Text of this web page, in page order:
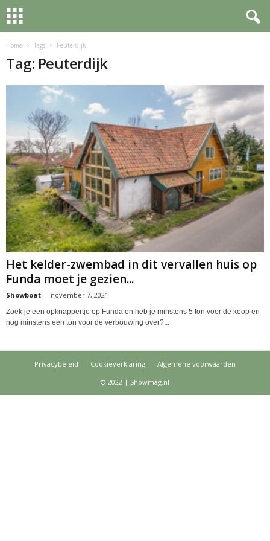
Home Tags Peuterdijk
Tag: Peuterdijk
Het kelder-zwembad in dit vervallen huis op
Funda moet je gezien...
Showboat - november 7, 2021
Zoek je een opknappertje op Funda en heb je minstens 5 ton voor de koop en
nog minstens een ton voor de verbouwing over?...
Privacybeleid Cookieverklaring
Algemene voorwaarden
© 2022 | Showmag.nl